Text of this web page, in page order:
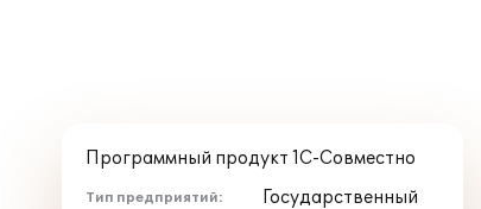
Программный продукт 1С-Совместно
Тип предприятий: Государственный